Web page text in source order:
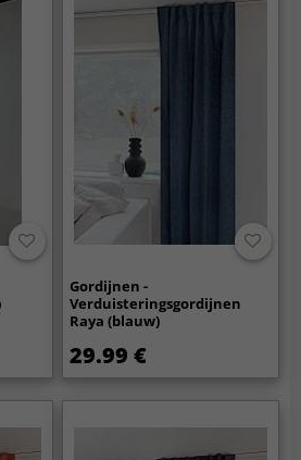
Gordijnen -
Verduisteringsgordijnen
Raya (blauw)
29.99 €